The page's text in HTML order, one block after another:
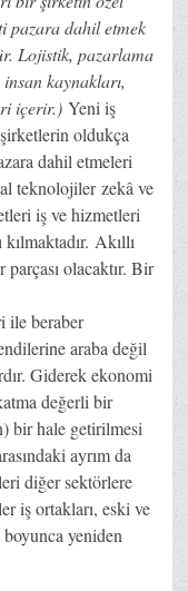
pazara dahil etmek
Lojistik, pazarlama
kaynakları,
içerir.) Yeni iş
oldukça
dahil etmeleri
teknolojiler zekâ ve
iş ve hizmetleri
Akıllı
olacaktır. Bir
ile beraber
araba değil
Giderek ekonomi
değerli bir
bir hale getirilmesi
ayrım da
diğer sektörlere
iş ortakları, eski ve
yeniden